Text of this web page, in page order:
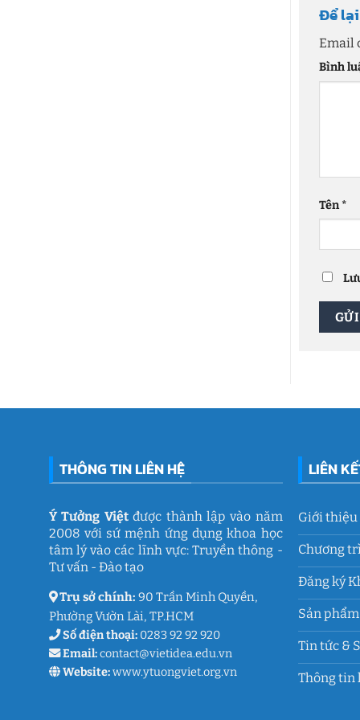
Để
Email
Bình
Tên*
THÔNG TIN LIÊN HỆ
Ý Tưởng Việtđược thành lập vào năm
2008 với sứ mệnh ứng dụng khoa học
tâm lý vào các lĩnh vực: Truyền thông -
Tư vấn - Đào tạo
Trụ sở chính: 90 Trần Minh Quyền,
Phường Vườn Lài, TP.HCM
Số điện thoại:0283 92 92 920
Email:contact@vietidea.edu.vn
Website:www.ytuongviet.org.vn
LIÊN
Giới thiệu
Chương
Đăng ký
Sản
Tin tức &
Thông tin